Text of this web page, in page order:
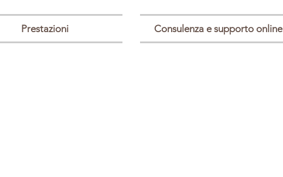
Prestazioni Consulenza e supporto online